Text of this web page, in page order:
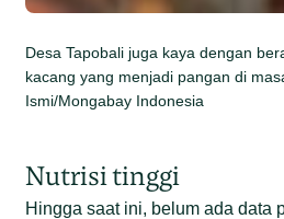
Desa Tapobali juga kaya dengan
kacang yang menjadi pangan di
Ismi/Mongabay Indonesia
Nutrisi tinggi
Hingga saat ini, belum ada data